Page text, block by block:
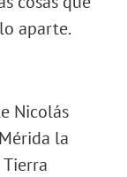
aparte.
Nicolás
la